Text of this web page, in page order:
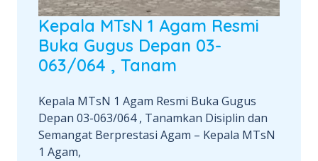
Kepala MTsN 1 Agam Resmi
Buka Gugus Depan 03-
063/064 , Tanam
Kepala MTsN 1 Agam Resmi Buka Gugus
Depan 03-063/064 , Tanamkan Disiplin dan
Semangat Berprestasi Agam – Kepala MTsN
1 Agam,